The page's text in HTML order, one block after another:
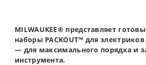
MILWAUKEE® представляет
наборы PACKOUT™ для
— для максимального порядка и
инструмента.